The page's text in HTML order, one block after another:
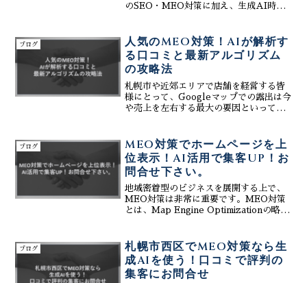
のSEO・MEO対策に加え、生成AI時代
けでなくAIによる回答でも貴事務所が選
ばれる仕組みを構築します。株式会社テ
ィーコネクトが提供する「オールインシ
ステム」や「SNSサポート」は、多忙な
士業の方でも手軽に運用可能。デザイン
性と集客力を両立したWeb制作で、競合
他社に差をつける地域密着型のデジタル
ブログ
人気のMEO対策！AIが解析す
る口コミと最新アルゴリズム
の攻略法
札幌市や近郊エリアで店舗を経営する皆
様にとって、Googleマップでの露出は今
や売上を左右する最大の要因といっても
るいは悪い口コミへの対応が分からず放
置しているといった...
ブログ
MEO対策でホームページを上
位表示！AI活用で集客UP！お
問合せ下さい。
地域密着型のビジネスを展開する上で、
MEO対策は非常に重要です。MEO対策
とは、Map Engine Optimizationの略
の普及に伴い、Googleマップ...
ブログ
札幌市西区でMEO対策なら生
成AIを使う！口コミで評判の
集客にお問合せ